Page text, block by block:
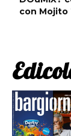
con Mojito